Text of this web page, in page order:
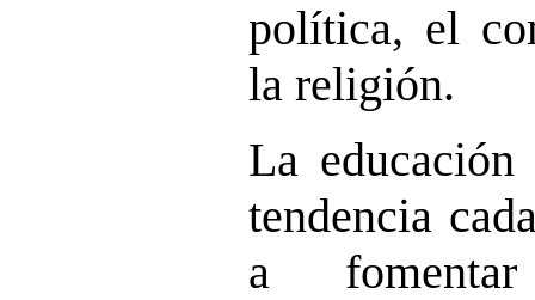
política, el
la religión.
La educación
tendencia
a